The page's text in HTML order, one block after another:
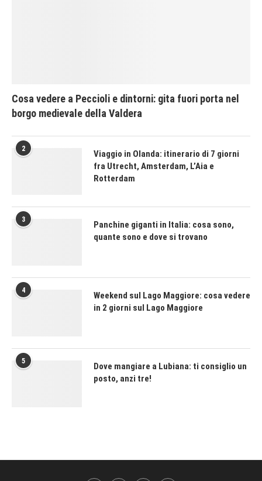
Cosa vedere a Peccioli e dintorni: gita fuori porta nel
borgo medievale della Valdera
2
Viaggio in Olanda: itinerario di 7 giorni
fra Utrecht, Amsterdam, L’Aia e
Rotterdam
3
Panchine giganti in Italia: cosa sono,
quante sono e dove si trovano
4
Weekend sul Lago Maggiore: cosa vedere
in 2 giorni sul Lago Maggiore
5
Dove mangiare a Lubiana: ti consiglio un
posto, anzi tre!